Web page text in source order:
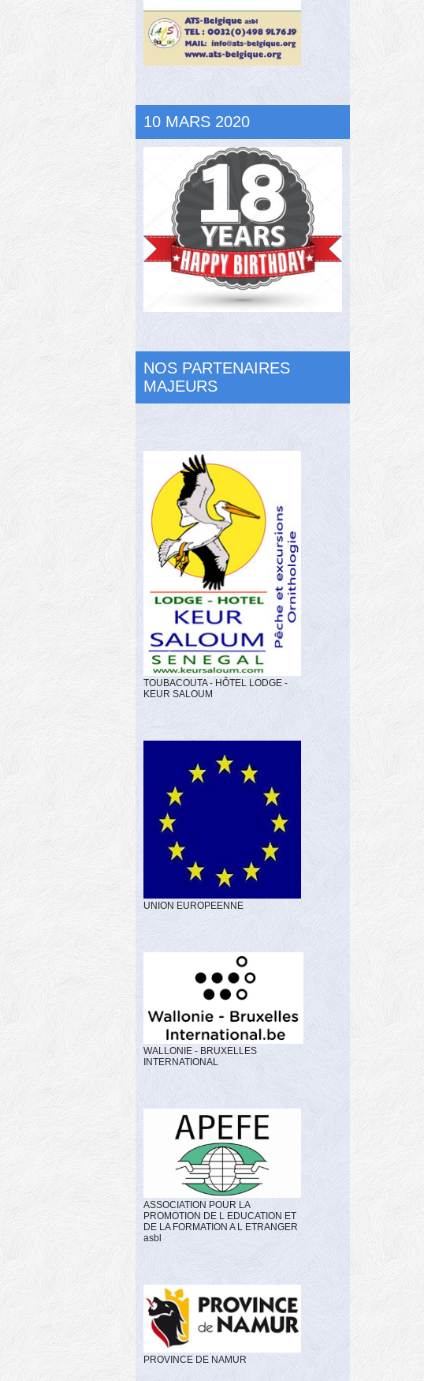
10 MARS 2020
NOS PARTENAIRES
MAJEURS
TOUBACOUTA - HÔTEL LODGE -
KEUR SALOUM
UNION EUROPEENNE
WALLONIE - BRUXELLES
INTERNATIONAL
ASSOCIATION POUR LA
PROMOTION DE L EDUCATION ET
DE LA FORMATION A L ETRANGER
asbl
PROVINCE DE NAMUR